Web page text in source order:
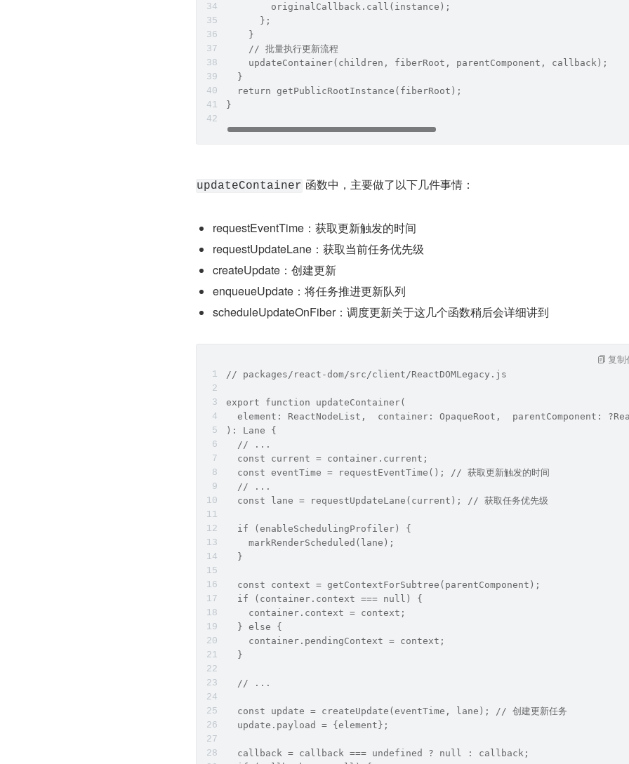
        originalCallback.call(instance);
      };
    }
    // 批量执行更新流程
    updateContainer(children, fiberRoot, parentComponent, callback);
  }
  return getPublicRootInstance(fiberRoot);
}
updateContainer 函数中，主要做了以下几件事情：
requestEventTime：获取更新触发的时间
requestUpdateLane：获取当前任务优先级
createUpdate：创建更新
enqueueUpdate：将任务推进更新队列
scheduleUpdateOnFiber：调度更新关于这几个函数稍后会详细讲到
// packages/react-dom/src/client/ReactDOMLegacy.js
export function updateContainer(
element: ReactNodeList,  container: OpaqueRoot,  parentComponent:
): Lane {
  // ...
  const current = container.current;
  const eventTime = requestEventTime(); // 获取更新触发的时间
  // ...
  const lane = requestUpdateLane(current); // 获取任务优先级
  if (enableSchedulingProfiler) {
    markRenderScheduled(lane);
  }
  const context = getContextForSubtree(parentComponent);
  if (container.context === null) {
    container.context = context;
  } else {
    container.pendingContext = context;
  }
  // ...
  const update = createUpdate(eventTime, lane); // 创建更新任务
  update.payload = {element};
  callback = callback === undefined ? null : callback;
复制